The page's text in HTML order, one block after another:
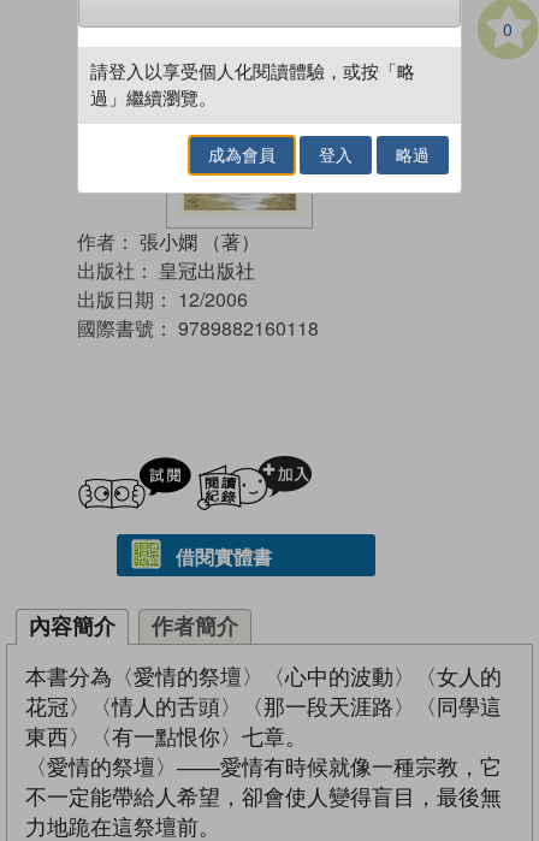
0
作者： 張小嫻 （著）
出版社： 皇冠出版社
出版日期： 12/2006
國際書號： 9789882160118
試閲
借閱實體書
內容簡介 作者簡介
本書分為〈愛情的祭壇〉〈心中的波動〉〈女人的
花冠〉〈情人的舌頭〉〈那一段天涯路〉〈同學這
東西〉〈有一點恨你〉七章。
〈愛情的祭壇〉——愛情有時候就像一種宗教，它
不一定能帶給人希望，卻會使人變得盲目，最後無
力地跪在這祭壇前。
請登入以享受個人化閱讀體驗，或按「略
過」繼續瀏覽。
成為會員 登入 略過